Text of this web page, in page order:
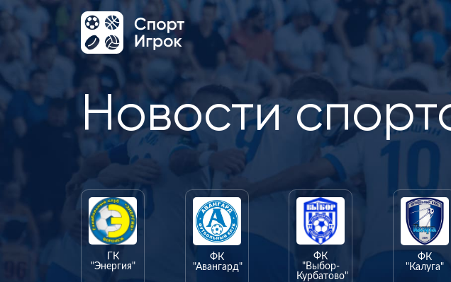
Новости
ГК
"Энергия"
ФК
"Авангард"
ФК
"Выбор-
Курбатово"
ФК
"Калуга"